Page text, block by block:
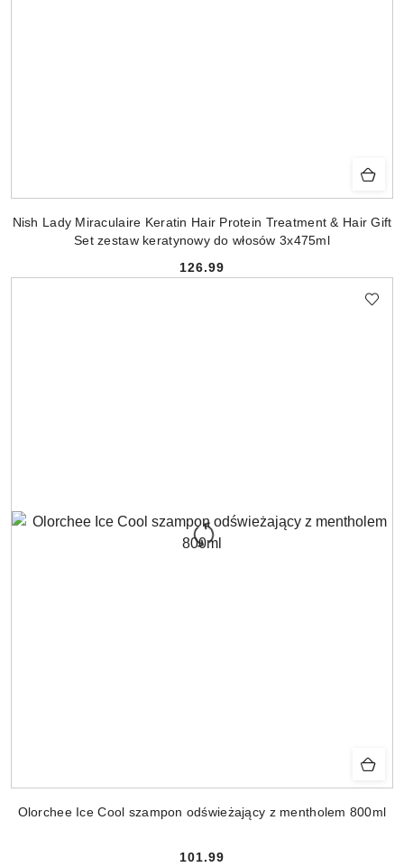
Nish Lady Miraculaire Keratin Hair Protein Treatment & Hair Gift
Set zestaw keratynowy do włosów 3x475ml
Cena:
126.99
Olorchee Ice Cool szampon odświeżający z mentholem 800ml
101.99